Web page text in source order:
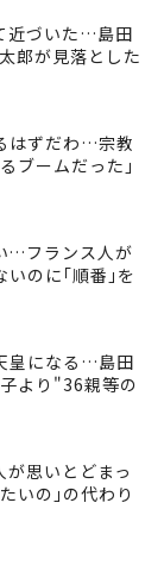
近づいた…島田
郎が見落とした
はずだわ…宗教
ブームだった｣
…フランス人が
いのに｢順番｣を
皇になる…島田
より"36親等の
が思いとどまっ
いの｣の代わり